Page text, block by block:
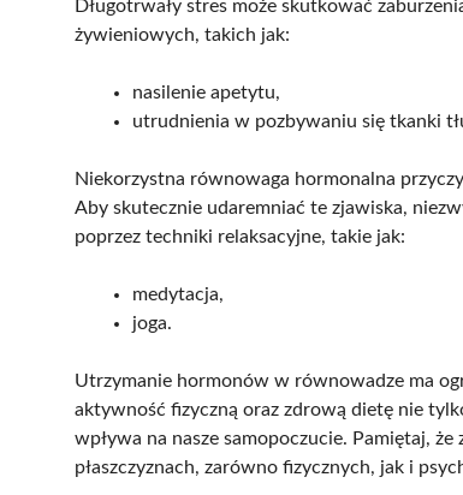
Długotrwały stres może skutkować
żywieniowych, takich jak:
nasilenie apetytu,
utrudnienia w pozbywaniu się tkanki
Niekorzystna równowaga hormonalna
Aby skutecznie udaremniać te zjawiska,
poprzez techniki relaksacyjne, takie jak:
medytacja,
joga.
Utrzymanie hormonów w równowadze ma
aktywność fizyczną oraz zdrową dietę nie
wpływa na nasze samopoczucie. Pamiętaj,
płaszczyznach, zarówno fizycznych, jak i